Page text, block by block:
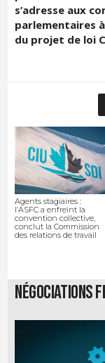
s’adresse aux
parlementaires
du projet de loi
Agents stagiaires :
l’ASFC a enfreint la
convention collective,
conclut la Commission
des relations de travail
Négociations